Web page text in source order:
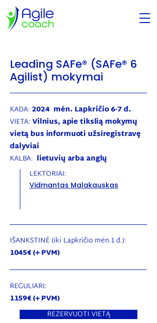
Leading SAFe® (SAFe® 6
Agilist) mokymai
KADA: 2024 mėn. Lapkričio 6-7 d.
VIETA:Vilnius, apie tikslią mokymų
vietą bus informuoti užsiregistravę
dalyviai
KALBA: lietuvių arba anglų
LEKTORIAI:
Vidmantas Malakauskas
IŠANKSTINĖ (iki Lapkričio mėn.1 d.):
1045€ (+ PVM)
REGULIARI:
1159€ (+ PVM)
REZERVUOTI VIETĄ